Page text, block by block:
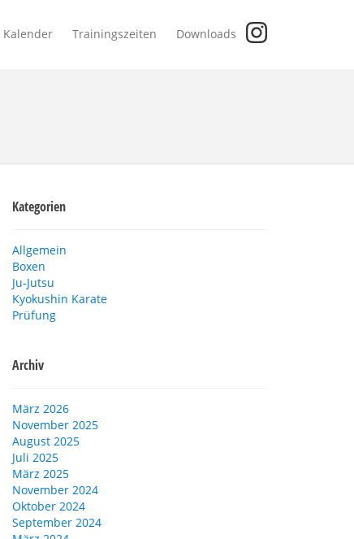
Kalender Trainingszeiten Downloads
Kategorien
Allgemein
Boxen
Ju-Jutsu
Kyokushin Karate
Prüfung
Archiv
März 2026
November 2025
August 2025
Juli 2025
März 2025
November 2024
Oktober 2024
September 2024